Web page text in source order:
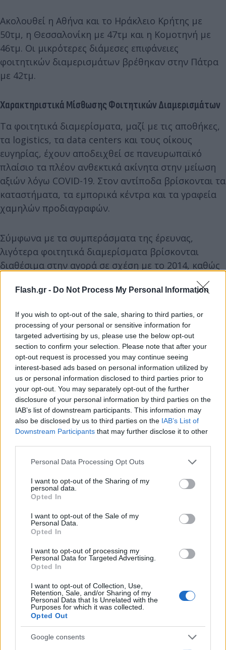
Flash.gr - Do Not Process My Personal Information
If you wish to opt-out of the sale, sharing to third parties, or
processing of your personal or sensitive information for
targeted advertising by us, please use the below opt-out
section to confirm your selection. Please note that after your
opt-out request is processed you may continue seeing
interest-based ads based on personal information utilized by
us or personal information disclosed to third parties prior to
your opt-out. You may separately opt-out of the further
disclosure of your personal information by third parties on the
IAB’s list of downstream participants. This information may
also be disclosed by us to third parties on the IAB’s List of
Downstream Participants that may further disclose it to other
Please note that this website/app uses one or more Google
not limited to your visit or usage behaviour. You may click to
grant or deny consent to Google and its third-party tags to
use your data for below specified purposes in below Google
consent section.
Personal Data Processing Opt Outs
I want to opt-out of the Sharing of my
personal data.
Opted In
I want to opt-out of the Sale of my
Personal Data.
Opted In
I want to opt-out of processing my
Personal Data for Targeted Advertising.
Opted In
I want to opt-out of Collection, Use,
Retention, Sale, and/or Sharing of my
Personal Data that Is Unrelated with the
Purposes for which it was collected.
Opted Out
Google consents
Ακολουθεί η Αθήνα και το Ηράκλειο Κρήτης με
50τμ, η Θεσσαλονίκη με 47τμ και η Κομοτηνή με
46τμ. Οι μικρότερες διάμεσες επιφάνειες
φοιτητικών διαμερισμάτων βρέθηκαν στην Πάτρα
με 42τμ.
Χαρακτηριστικά Μίσθωσης Φοιτητικών Διαμερισμάτων
Τα φοιτητικά διαμερίσματα, μαζί με τις αποθήκες,
τα logistics, τα data centers και τους οίκους
ευγηρίας, έχουν αποδειχθεί σε πανευρωπαϊκό
πλαίσιο τα πλέον ανθεκτικά ακίνητα στην μείωση
αξιών λόγω COVID-19. Στον αντίποδα βρίσκονται τα
καταστήματα, τα εμπορικά κέντρα και τα γραφεία
χαμηλών προδιαγραφών.
Σύμφωνα με τα συμπεράσματα της έρευνας,
λιγότερα φοιτητικά διαμερίσματα βρίσκονται
διαθέσιμα στην αγορά σε σχέση με το 2014, καθώς
ένα ποσοστό ακινήτων περί το 15-20% έχει εισέλθει
οριστικά σε καθεστώς βραχυχρόνιας μίσθωσης.
Η προσφορά φοιτητικών διαμερισμάτων
αναμένουμε να σημειώσει περαιτέρω μείωση λόγω
αύξησης του τουρισμού. Όλο και περισσότεροι
ιδιοκτήτες προβαίνουν σε περιορισμένη επίπλωση
διαμερισμάτων για να έχουν ανταγωνιστικό
πλεονέκτημα.
Καθώς οι φοιτητές αρχίζουν και επιλέγουν το
αντικείμενο των σπουδών τους με βάση την έδρα
του Πανεπιστημίου και όχι το γνωστικό
αντικείμενο, η ζήτηση στο μέλλον αναμένεται να
μειωθεί στην επαρχία.
Η πλειοψηφία επιλέγει να ενοικιάσει όσο το
δυνατόν παλαιότερα διαμερίσματα,
καταγράφεται αύξηση των φοιτητών που επιλέγουν
να συγκατοικήσουν για να επιμερίζονται τα έξοδα.
Αποτέλεσμα είναι τα μεγαλύτερα διαμερίσματα να
εμφανίζουν σταδιακά χαμηλότερο ρίσκο διάθεσης.
Τα τελευταία χρόνια
διάφορων εταιριών του real estate να
δημιουργήσουν κατοικίες στα πρότυπα